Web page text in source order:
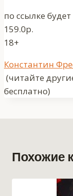
по ссылке
159.0р.
18+
Метки
записи:
Константин
(читайте
бесплатно)
Похожие